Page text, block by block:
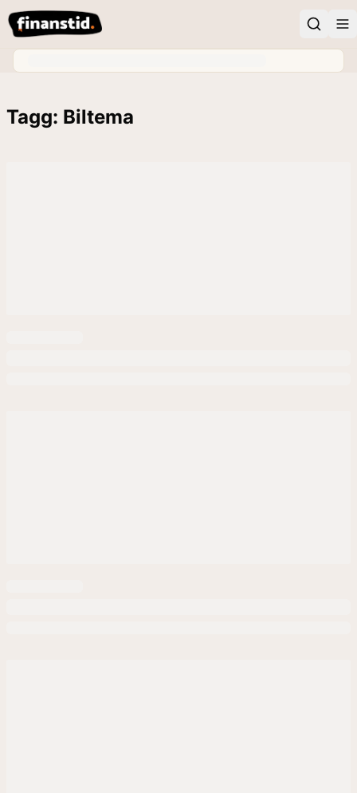
Tagg: Biltema